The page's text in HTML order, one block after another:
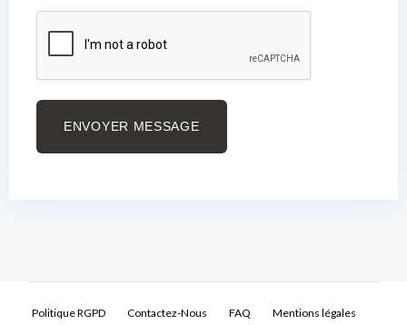
ENVOYER MESSAGE
Politique RGPD Contactez-Nous FAQ Mentions légales